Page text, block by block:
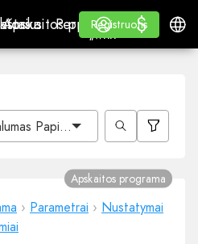
Apskaitos programa
Apskaitos programa
Perpardavėjams
„WHITE LABEL“
Mokymasis
Mokymasis
Registruotis
Registruotis
Prisijungti
$
$
Papildomas prekės požymis?
› Parametrai › Nustatymai
Apskaitos programa